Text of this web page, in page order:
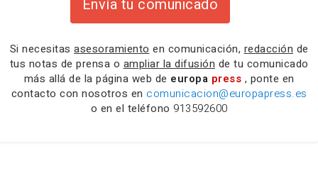
Envía tu comunicado
Si necesitas asesoramiento en comunicación, redacción de
tus notas de prensa o ampliar la difusión de tu comunicado
más allá de la página web de europa press , ponte en
contacto con nosotros en comunicacion@europapress.es
o en el teléfono 913592600